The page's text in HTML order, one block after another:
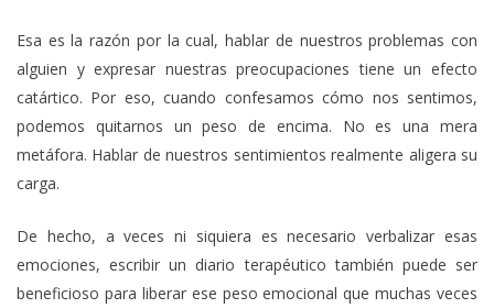
Esa es la razón por la cual, hablar de nuestros problemas con
alguien y expresar nuestras preocupaciones tiene un efecto
catártico. Por eso, cuando confesamos cómo nos sentimos,
podemos quitarnos un peso de encima. No es una mera
metáfora. Hablar de nuestros sentimientos realmente aligera su
carga.
De hecho, a veces ni siquiera es necesario verbalizar esas
emociones, escribir un diario terapéutico también puede ser
beneficioso para liberar ese peso emocional que muchas veces